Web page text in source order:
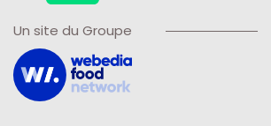
Un site du Groupe